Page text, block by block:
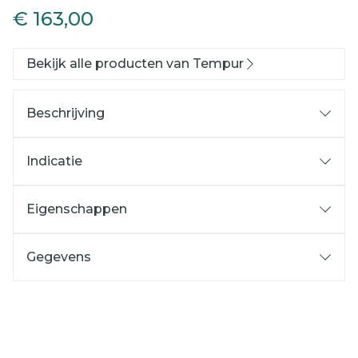
€ 163,00
Bekijk alle producten van Tempur
Beschrijving
Indicatie
Eigenschappen
Gegevens